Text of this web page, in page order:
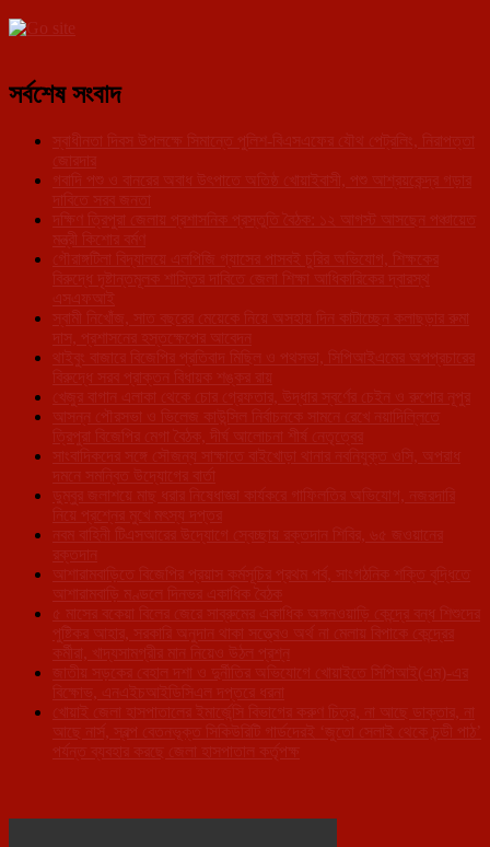
সর্বশেষ সংবাদ
স্বাধীনতা দিবস উপলক্ষে সিমান্তে পুলিশ-বিএসএফের যৌথ পেট্রলিং, নিরাপত্তা
জোরদার
গবাদি পশু ও বানরের অবাধ উৎপাতে অতিষ্ঠ খোয়াইবাসী, পশু আশ্রয়কেন্দ্র গড়ার
দাবিতে সরব জনতা
দক্ষিণ ত্রিপুরা জেলায় প্রশাসনিক প্রস্তুতি বৈঠক: ১২ আগস্ট আসছেন পঞ্চায়েত
মন্ত্রী কিশোর বর্মণ
গৌরাঙ্গটিলা বিদ্যালয়ে এলপিজি গ্যাসের পাসবই চুরির অভিযোগ, শিক্ষকের
বিরুদ্ধে দৃষ্টান্তমূলক শাস্তির দাবিতে জেলা শিক্ষা আধিকারিকের দ্বারস্থ
এসএফআই
স্বামী নিখোঁজ, সাত বছরের মেয়েকে নিয়ে অসহায় দিন কাটাচ্ছেন কলাছড়ার রুমা
দাস, প্রশাসনের হস্তক্ষেপের আবেদন
থাইবুং বাজারে বিজেপির প্রতিবাদ মিছিল ও পথসভা, সিপিআইএমের অপপ্রচারের
বিরুদ্ধে সরব প্রাক্তন বিধায়ক শঙ্কর রায়
খেজুর বাগান এলাকা থেকে চোর গ্রেফতার, উদ্ধার স্বর্ণের চেইন ও রুপোর নূপুর
আসন্ন পৌরসভা ও ভিলেজ কাউন্সিল নির্বাচনকে সামনে রেখে নয়াদিল্লিতে
ত্রিপুরা বিজেপির মেগা বৈঠক, দীর্ঘ আলোচনা শীর্ষ নেতৃত্বের
সাংবাদিকদের সঙ্গে সৌজন্য সাক্ষাতে বাইখোড়া থানার নবনিযুক্ত ওসি, অপরাধ
দমনে সমন্বিত উদ্যোগের বার্তা
ডুম্বুর জলাশয়ে মাছ ধরার নিষেধাজ্ঞা কার্যকরে গাফিলতির অভিযোগ, নজরদারি
নিয়ে প্রশ্নের মুখে মৎস্য দপ্তর
নবম বাহিনী টিএসআরের উদ্যোগে স্বেচ্ছায় রক্তদান শিবির, ৬৫ জওয়ানের
রক্তদান
আশারামবাড়িতে বিজেপির প্রয়াস কর্মসূচির প্রথম পর্ব, সাংগঠনিক শক্তি বৃদ্ধিতে
আশারামবাড়ি মণ্ডলে দিনভর একাধিক বৈঠক
৫ মাসের বকেয়া বিলের জেরে সাব্রুমের একাধিক অঙ্গনওয়াড়ি কেন্দ্রে বন্ধ শিশুদের
পুষ্টিকর আহার, সরকারি অনুদান থাকা সত্ত্বেও অর্থ না মেলায় বিপাকে কেন্দ্রের
কর্মীরা, খাদ্যসামগ্রীর মান নিয়েও উঠল প্রশ্ন
জাতীয় সড়কের বেহাল দশা ও দুর্নীতির অভিযোগে খোয়াইতে সিপিআই(এম)-এর
বিক্ষোভ, এনএইচআইডিসিএল দপ্তরে ধরনা
খোয়াই জেলা হাসপাতালের ইমার্জেন্সি বিভাগের করুণ চিত্র, না আছে ডাক্তার, না
আছে নার্স, স্বল্প বেতনভূক্ত সিকিউরিটি গার্ডদেরই ‘জুতো সেলাই থেকে চন্ডী পাঠ’
পর্যন্ত ব্যবহার করছে জেলা হাসপাতাল কর্তৃপক্ষ